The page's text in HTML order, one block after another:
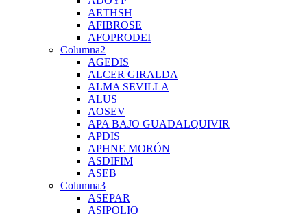
AETHSH
AFIBROSE
AFOPRODEI
Columna2
AGEDIS
ALCER GIRALDA
ALMA SEVILLA
ALUS
AOSEV
APA BAJO GUADALQUIVIR
APDIS
APHNE MORÓN
ASDIFIM
ASEB
Columna3
ASEPAR
ASIPOLIO